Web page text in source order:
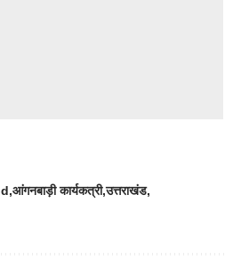
आंगनबाड़ी कार्यकत्री उत्तराखंड